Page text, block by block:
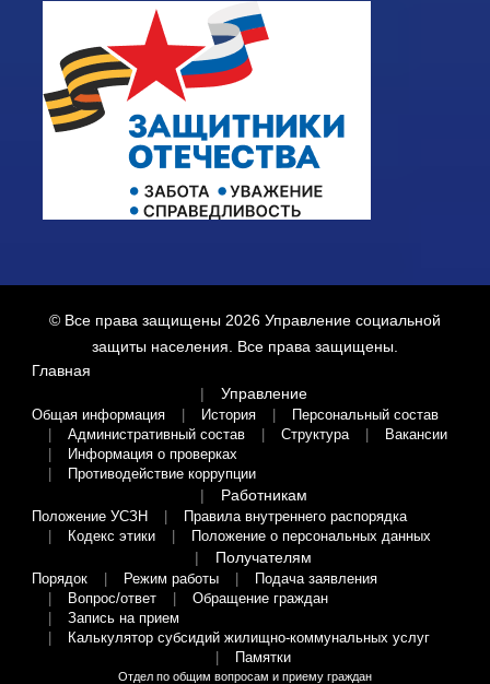
© Все права защищены 2026 Управление социальной
защиты населения . Все права защищены.
Главная
Управление
Общая информация История
Персональный состав
Административный состав
Структура
Вакансии
Информация о проверках
Противодействие коррупции
Работникам
Положение УСЗН
Правила внутреннего распорядка
Кодекс этики
Положение о персональных данных
Получателям
Порядок Режим работы
Подача заявления
Вопрос/ответ
Обращение граждан
Запись на прием
Калькулятор субсидий жилищно-коммунальных услуг
Памятки
Отдел по общим вопросам и приему граждан